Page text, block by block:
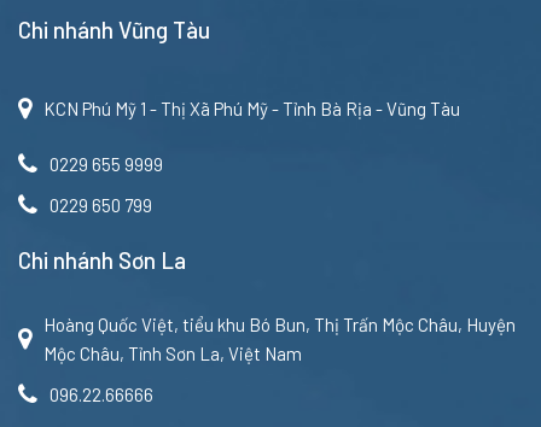
Chi nhánh Vũng Tàu
KCN Phú Mỹ 1 - Thị Xã Phú Mỹ - Tỉnh Bà Rịa - Vũng Tàu
0229 655 9999
0229 650 799
Chi nhánh Sơn La
Hoàng Quốc Việt, tiểu khu Bó Bun, Thị Trấn Mộc Châu, Huyện
Mộc Châu, Tỉnh Sơn La, Việt Nam
096.22.66666